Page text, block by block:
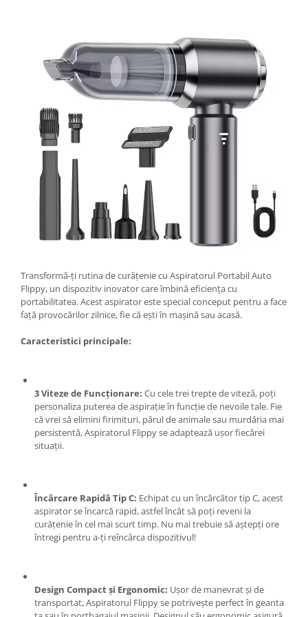
Incubatoare, oparitoare si
deplumatoare
Echipamente pentru animale
Aparate de tuns animale
Piese si accesorii aparate de tuns
animale
Tarcuri animale
Masini batut stalpi si accesorii
Roabe & accesorii
Casute gradina si cutii depozitare
umbrire
Lopeti zapada
Zdrobitoare si teascuri
Teascuri
Zdrobitoare electrice & manuale
Zdrobitoare manuale
Masini de cusut si accesorii
Articole antidaunatori gradina
Suflante si aspiratoare exterior
Unelte altoit
Unelte manuale de gradina -
Stropitori
Masini de maturat manuale
Masini batut stalpi
Transformă-ți rutina de curățenie cu Aspiratorul Portabil Auto
Flippy, un dispozitiv inovator care îmbină eficiența cu
portabilitatea. Acest aspirator este special conceput pentru a face
față provocărilor zilnice, fie că ești în mașină sau acasă.
Caracteristici principale:
3 Viteze de Funcționare: Cu cele trei trepte de viteză, poți
personaliza puterea de aspirație în funcție de nevoile tale. Fie
că vrei să elimini firimituri, părul de animale sau murdăria mai
persistentă, Aspiratorul Flippy se adaptează ușor fiecărei
situații.
Încărcare Rapidă Tip C: Echipat cu un încărcător tip C, acest
aspirator se încarcă rapid, astfel încât să poți reveni la
curățenie în cel mai scurt timp. Nu mai trebuie să aștepți ore
întregi pentru a-ți reîncărca dispozitivul!
Design Compact și Ergonomic: Ușor de manevrat și de
transportat, Aspiratorul Flippy se potrivește perfect în geanta